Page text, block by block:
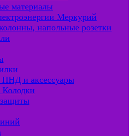
материалы
Меркурий
напольные розетки
и аксессуары